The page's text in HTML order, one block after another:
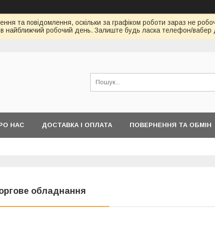
та повідомлення, оскільки за графіком роботи зараз не
в найближчий робочий день. Залиште будь ласка телефон/вабер
НАС ДОСТАВКА І ОПЛАТА ПОВЕРНЕННЯ ТА ОБМІН
обладнання